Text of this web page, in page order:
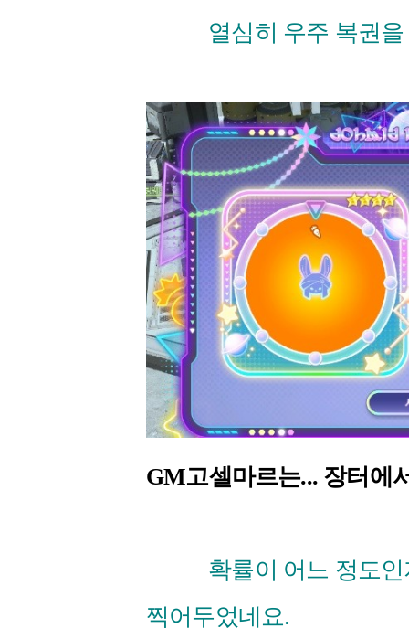
열심히 우주 복권을
GM고셀마르는... 장터에
확률이 어느 정도인지
찍어두었네요.